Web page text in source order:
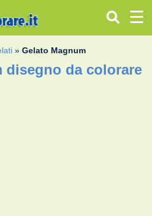
»Gelato Magnum
disegno da colorare